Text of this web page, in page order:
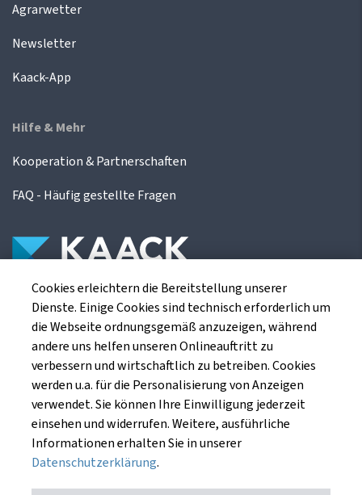
Agrarwetter
Newsletter
Kaack-App
Hilfe & Mehr
Kooperation & Partnerschaften
FAQ - Häufig gestellte Fragen
Die Kaack Terminhandel GmbH ist ein
Finanzdienstleistungsinstitut für die europäischen
Agrarterminbörsen.
Kaack Terminhandel GmbH
Am Markt 8
49661 Cloppenburg
Cookies erleichtern die Bereitstellung unserer
Dienste. Einige Cookies sind technisch erforderlich um
die Webseite ordnungsgemäß anzuzeigen, während
andere uns helfen unseren Onlineauftritt zu
verbessern und wirtschaftlich zu betreiben. Cookies
werden u.a. für die Personalisierung von Anzeigen
verwendet. Sie können Ihre Einwilligung jederzeit
einsehen und widerrufen. Weitere, ausführliche
Informationen erhalten Sie in unserer
Datenschutzerklärung.